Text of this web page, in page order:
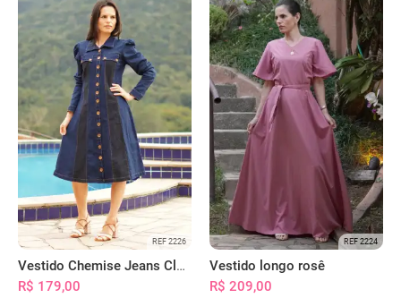
REF 2226
Vestido Chemise Jeans Clássica Serena
R$ 179,00
REF 2224
Vestido longo rosê
R$ 209,00